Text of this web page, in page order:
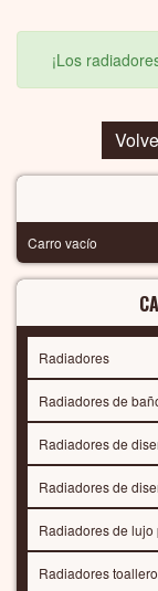
¡Los
Carro vacío
Radiadores
Radiadores de
Radiadores de
Radiadores de
Radiadores de lujo
Radiadores